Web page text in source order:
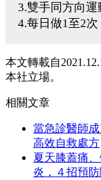
3.雙手同方向運
4.每日做1至2次
本文轉載自
本社立場。
相關文章
當急診醫師
高效自救處方
夏天膝蓋痛
炎，４招預